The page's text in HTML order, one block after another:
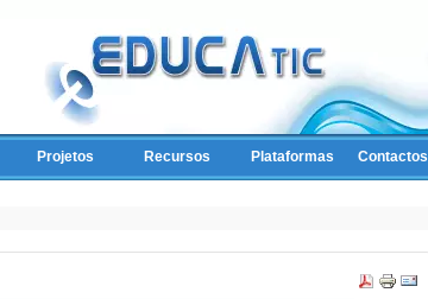
Projetos Recursos Plataformas Contactos